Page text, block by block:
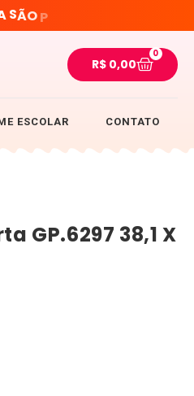
SÃOPA
R$0,00
0
ESCOLAR CONTATO
GP.6297 38,1 X